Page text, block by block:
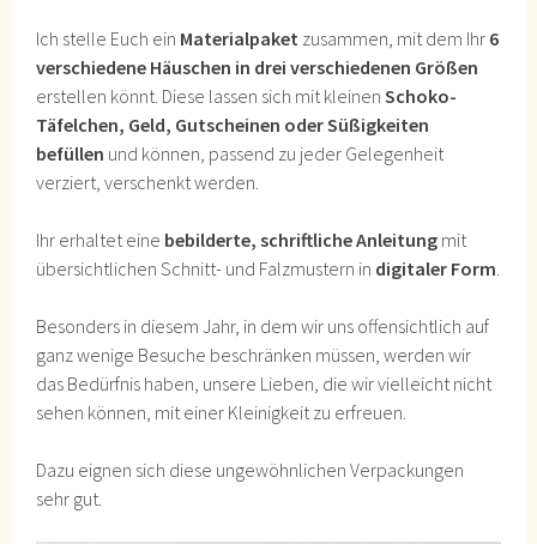
Ich stelle Euch ein Materialpaket zusammen, mit dem Ihr 6
verschiedene Häuschen in drei verschiedenen Größen
erstellen könnt. Diese lassen sich mit kleinenSchoko-
Täfelchen, Geld, Gutscheinen oder Süßigkeiten
befüllen und können, passend zu jeder Gelegenheit
verziert, verschenkt werden.
Ihr erhaltet eine bebilderte, schriftliche Anleitung mit
übersichtlichen Schnitt- und Falzmustern in digitaler Form.
Besonders in diesem Jahr, in dem wir uns offensichtlich auf
ganz wenige Besuche beschränken müssen, werden wir
das Bedürfnis haben, unsere Lieben, die wir vielleicht nicht
sehen können, mit einer Kleinigkeit zu erfreuen.
Dazu eignen sich diese ungewöhnlichen Verpackungen
sehr gut.